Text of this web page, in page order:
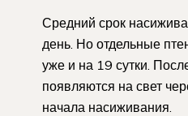
Средний срок
день. Но отдельные
уже и на 19 сутки.
появляются на свет
начала насиживания.